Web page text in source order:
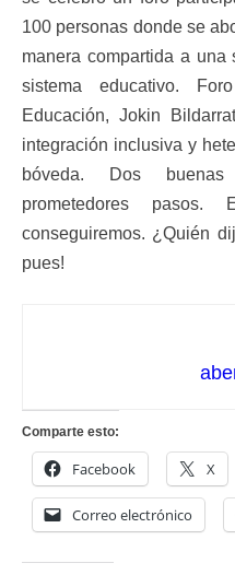
100 personas donde se
manera compartida a una
sistema educativo.
Educación, Jokin
integración inclusiva y
bóveda. Dos
prometedores
conseguiremos. ¿Quién
pues!
Comparte esto:
Facebook X
Correo electrónico